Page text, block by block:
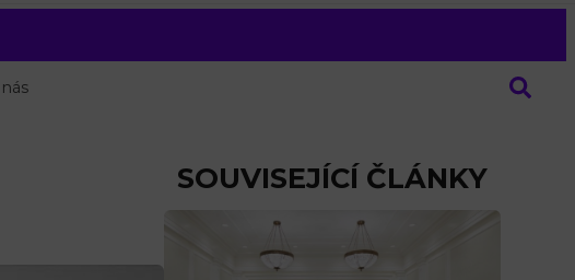
SOUVISEJÍCÍ ČLÁNKY